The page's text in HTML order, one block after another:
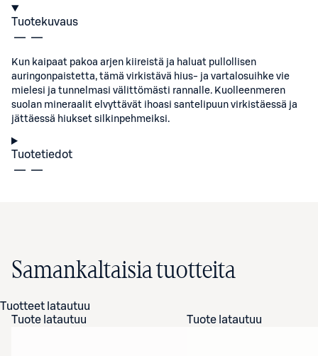
Tuotekuvaus
Kun kaipaat pakoa arjen kiireistä ja haluat pullollisen
auringonpaistetta, tämä virkistävä hius- ja vartalosuihke vie
mielesi ja tunnelmasi välittömästi rannalle. Kuolleenmeren
suolan mineraalit elvyttävät ihoasi santelipuun virkistäessä ja
jättäessä hiukset silkinpehmeiksi.
Tuotetiedot
Samankaltaisia tuotteita
Tuotteet latautuu
Tuote latautuu
Tuote latautuu